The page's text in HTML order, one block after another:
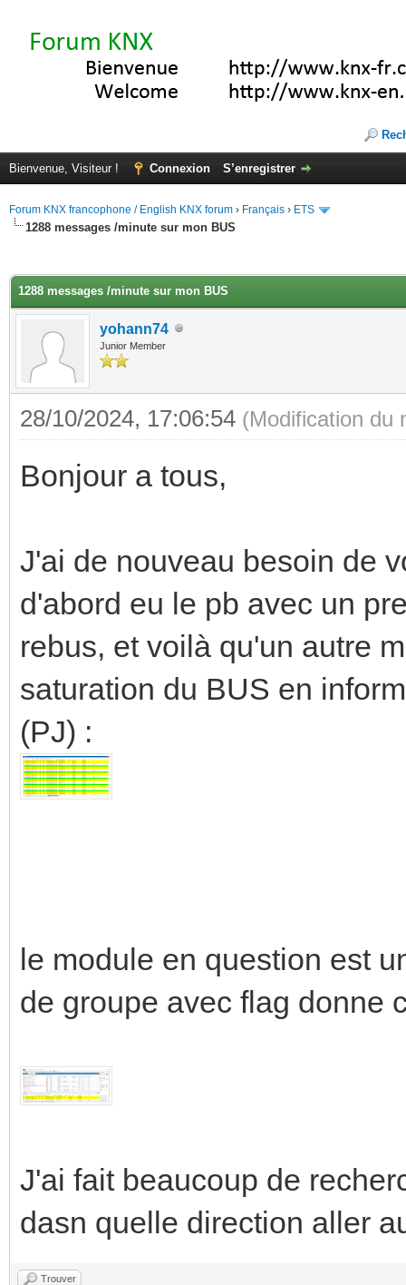
Bienvenue, Visiteur ! Connexion S’enregistrer
Forum KNX francophone / English KNX forum › Français › ETS
1288 messages /minute sur mon BUS
1288 messages /minute sur mon BUS
yohann74
Junior Member
28/10/2024, 17:06:54 (Modification du
Bonjour a tous,
J'ai de nouveau besoin de
d'abord eu le pb avec un
rebus, et voilà qu'un autre
saturation du BUS en
(PJ) :
le module en question est
de groupe avec flag donne
J'ai fait beaucoup de
dasn quelle direction aller
Trouver